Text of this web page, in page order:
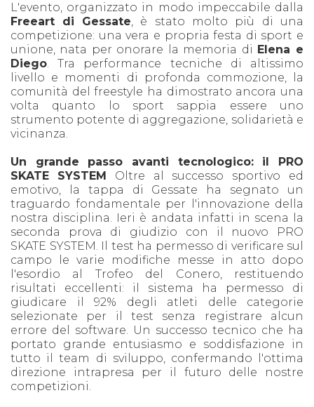
L'evento, organizzato in modo impeccabile dalla
Freeart di Gessate, è stato molto più di una
competizione: una vera e propria festa di sport e
unione, nata per onorare la memoria di Elena e
Diego. Tra performance tecniche di altissimo
livello e momenti di profonda commozione, la
comunità del freestyle ha dimostrato ancora una
volta quanto lo sport sappia essere uno
strumento potente di aggregazione, solidarietà e
vicinanza.
Un grande passo avanti tecnologico: il PRO
SKATE SYSTEM
Oltre al successo sportivo ed
emotivo, la tappa di Gessate ha segnato un
traguardo fondamentale per l'innovazione della
nostra disciplina. Ieri è andata infatti in scena la
seconda prova di giudizio con il nuovo PRO
SKATE SYSTEM. Il test ha permesso di verificare sul
campo le varie modifiche messe in atto dopo
l'esordio al Trofeo del Conero, restituendo
risultati eccellenti: il sistema ha permesso di
giudicare il 92% degli atleti delle categorie
selezionate per il test senza registrare alcun
errore del software. Un successo tecnico che ha
portato grande entusiasmo e soddisfazione in
tutto il team di sviluppo, confermando l'ottima
direzione intrapresa per il futuro delle nostre
competizioni.